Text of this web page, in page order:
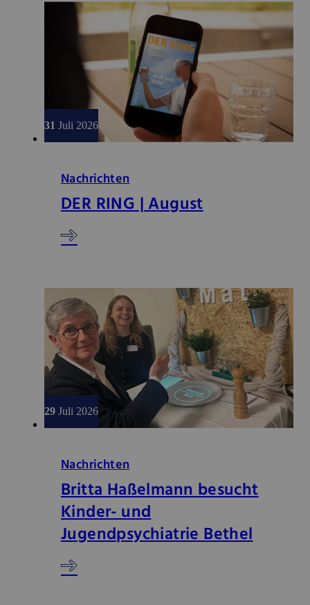
31 Juli 2026
Nachrichten
DER RING | August
29 Juli 2026
Nachrichten
Britta Haßelmann besucht
Kinder- und
Jugendpsychiatrie Bethel